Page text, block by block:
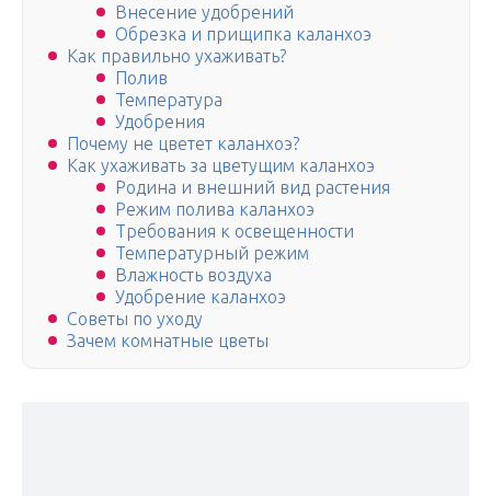
Внесение удобрений
Обрезка и прищипка каланхоэ
Как правильно ухаживать?
Полив
Температура
Удобрения
Почему не цветет каланхоэ?
Как ухаживать за цветущим каланхоэ
Родина и внешний вид растения
Режим полива каланхоэ
Требования к освещенности
Температурный режим
Влажность воздуха
Удобрение каланхоэ
Советы по уходу
Зачем комнатные цветы